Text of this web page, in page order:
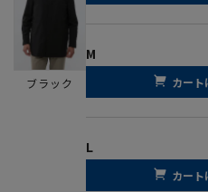
ブラック
M
カート
L
カート